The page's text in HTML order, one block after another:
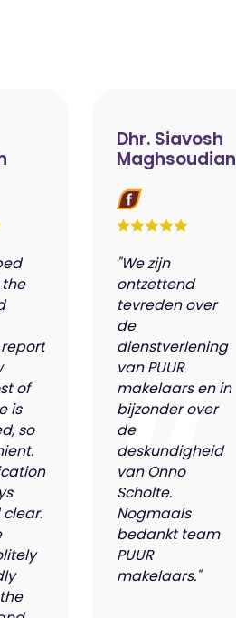
of
is
so
Dhr. Siavosh
Maghsoudian
"We zijn
ontzettend
tevreden over
de
dienstverlening
van PUUR
makelaars en in
bijzonder over
de
deskundigheid
van Onno
Scholte.
Nogmaals
bedankt team
PUUR
makelaars."